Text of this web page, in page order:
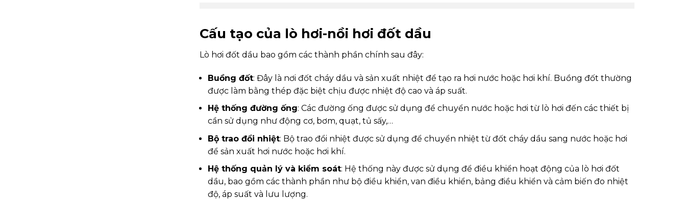
Cấu tạo của lò hơi-nồi hơi đốt dầu
Lò hơi đốt dầu bao gồm các thành phần chính sau đây:
Buồng đốt: Đây là nơi đốt cháy dầu và sản xuất nhiệt để tạo ra hơi nước hoặc hơi khí. Buồng đốt thường
được làm bằng thép đặc biệt chịu được nhiệt độ cao và áp suất.
Hệ thống đường ống: Các đường ống được sử dụng để chuyển nước hoặc hơi từ lò hơi đến các thiết bị
cần sử dụng như động cơ, bơm, quạt, tủ sấy,…
Bộ trao đổi nhiệt: Bộ trao đổi nhiệt được sử dụng để chuyển nhiệt từ đốt cháy dầu sang nước hoặc hơi
để sản xuất hơi nước hoặc hơi khí.
Hệ thống quản lý và kiểm soát: Hệ thống này được sử dụng để điều khiển hoạt động của lò hơi đốt
dầu, bao gồm các thành phần như bộ điều khiển, van điều khiển, bảng điều khiển và cảm biến đo nhiệt
độ, áp suất và lưu lượng.